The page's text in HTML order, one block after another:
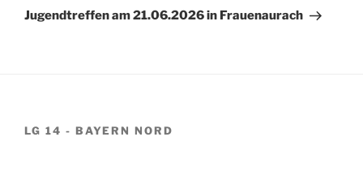
Beitrag
Jugendtreffen am 21.06.2026 in Frauenaurach
LG 14 - BAYERN NORD